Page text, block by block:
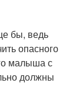
бы, ведь
опасного
малыша с
должны